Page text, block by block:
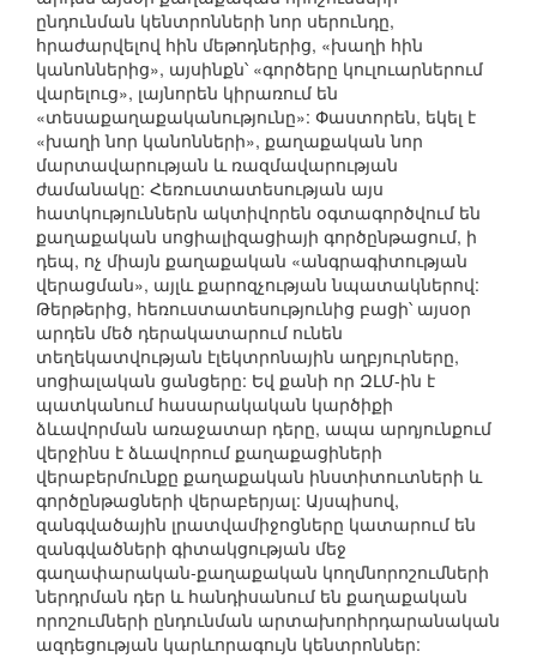
ընդունման կենտրոնների նոր սերունդը,
հրաժարվելով հին մեթոդներից, «խաղի հին
կանոններից», այսինքն՝ «գործերը կուլուարներում
վարելուց», լայնորեն կիրառում են
«տեսաքաղաքականությունը»: Փաստորեն, եկել է
«խաղի նոր կանոնների», քաղաքական նոր
մարտավարության և ռազմավարության
ժամանակը: Հեռուստատեսության այս
հատկություններն ակտիվորեն օգտագործվում են
քաղաքական սոցիալիզացիայի գործընթացում, ի
դեպ, ոչ միայն քաղաքական «անգրագիտության
վերացման», այլև քարոզչության նպատակներով:
Թերթերից, հեռուստատեսությունից բացի՝ այսօր
արդեն մեծ դերակատարում ունեն
տեղեկատվության էլեկտրոնային աղբյուրները,
սոցիալական ցանցերը: Եվ քանի որ ԶԼՄ-ին է
պատկանում հասարակական կարծիքի
ձևավորման առաջատար դերը, ապա արդյունքում
վերջինս է ձևավորում քաղաքացիների
վերաբերմունքը քաղաքական ինստիտուտների և
գործընթացների վերաբերյալ: Այսպիսով,
զանգվածային լրատվամիջոցները կատարում են
զանգվածների գիտակցության մեջ
գաղափարական-քաղաքական կողմնորոշումների
ներդրման դեր և հանդիսանում են քաղաքական
որոշումների ընդունման արտախորհրդարանական
ազդեցության կարևորագույն կենտրոններ: